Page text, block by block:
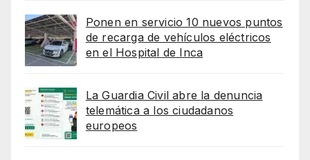
Ponen en servicio 10 nuevos puntos
de recarga de vehículos eléctricos
en el Hospital de Inca
La Guardia Civil abre la denuncia
telemática a los ciudadanos
europeos